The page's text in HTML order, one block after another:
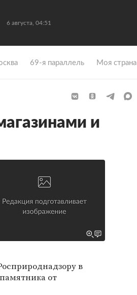
6 августа, 04:51
69-я параллель Моя страна
и
в
от